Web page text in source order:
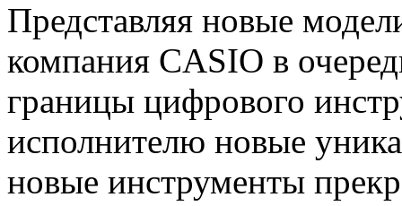
Представляя новые
компания CASIO в
границы цифрового
исполнителю новые
новые инструменты